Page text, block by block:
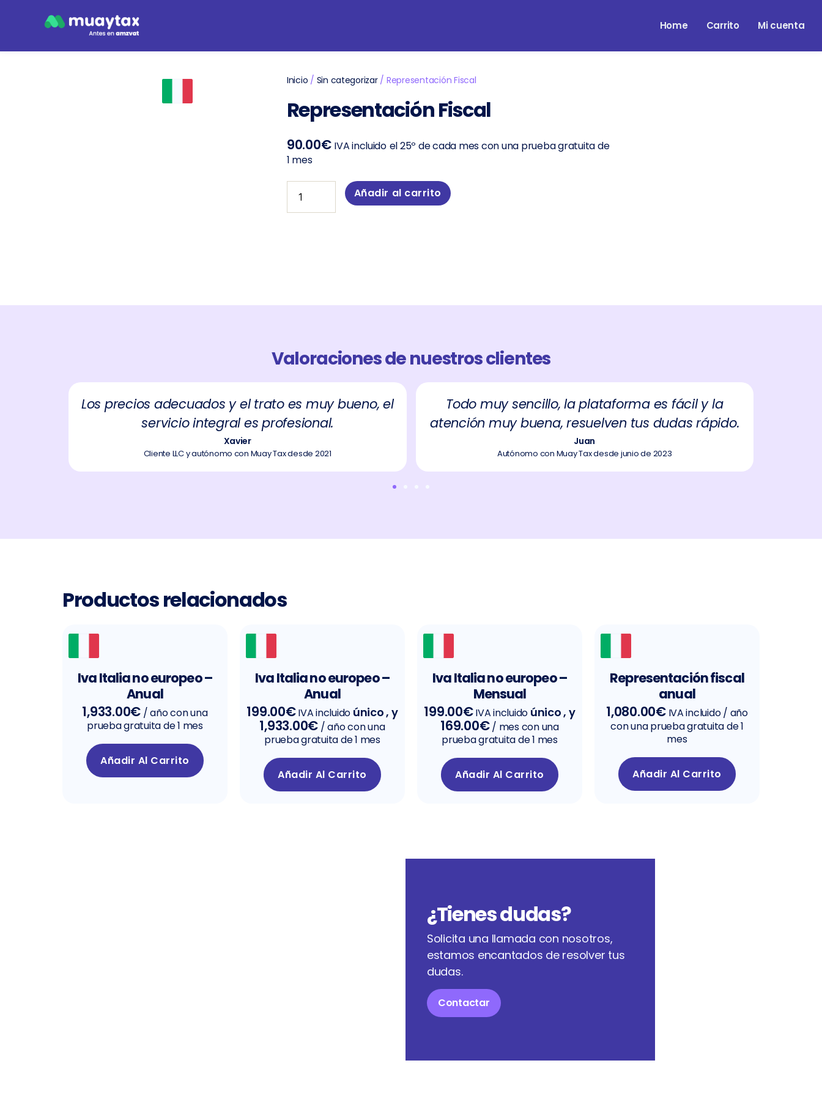
Home Carrito Mi cuenta
Inicio / Sin categorizar/ Representación Fiscal
Representación Fiscal
90.00€ IVA incluido el 25º de cada mes con una prueba gratuita de
1 mes
Añadir al carrito
Valoraciones de nuestros clientes
Los precios adecuados y el trato es muy bueno, el
servicio integral es profesional.
Xavier
Cliente LLC y autónomo con Muay Tax desde 2021
Todo muy sencillo, la plataforma es fácil y la
atención muy buena, resuelven tus dudas rápido.
Juan
Autónomo con Muay Tax desde junio de 2023
Productos relacionados
Iva Italia no europeo –
Anual
1,933.00€ / año con una
prueba gratuita de 1 mes
Añadir Al Carrito
Iva Italia no europeo –
Anual
199.00€IVA incluido único , y
1,933.00€ / año con una
prueba gratuita de 1 mes
Añadir Al Carrito
Iva Italia no europeo –
Mensual
199.00€IVA incluido único , y
169.00€ / mes con una
prueba gratuita de 1 mes
Añadir Al Carrito
Representación fiscal
anual
1,080.00€ IVA incluido/ año
con una prueba gratuita de 1
mes
Añadir Al Carrito
¿Tienes dudas?
Solicita una llamada con nosotros,
estamos encantados de resolver tus
dudas.
Contactar